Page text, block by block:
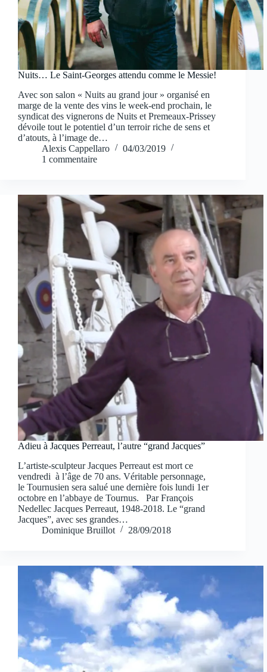
Nuits… Le Saint-Georges attendu comme le Messie!
Avec son salon « Nuits au grand jour » organisé en
marge de la vente des vins le week-end prochain, le
syndicat des vignerons de Nuits et Premeaux-Prissey
dévoile tout le potentiel d’un terroir riche de sens et
d’atouts, à l’image de…
Alexis Cappellaro
04/03/2019
1 commentaire
Adieu à Jacques Perreaut, l’autre “grand Jacques”
L’artiste-sculpteur Jacques Perreaut est mort ce
vendredi à l’âge de 70 ans. Véritable personnage,
le Tournusien sera salué une dernière fois lundi 1er
octobre en l’abbaye de Tournus. Par François
Nedellec Jacques Perreaut, 1948-2018. Le “grand
Jacques”, avec ses grandes…
Dominique Bruillot
28/09/2018